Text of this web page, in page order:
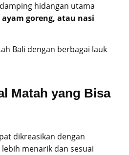
hidangan utama
goreng, atau nasi
Bali dengan berbagai lauk
Matah yang Bisa
dikreasikan dengan
menarik dan sesuai